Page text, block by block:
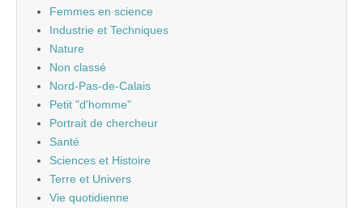
Femmes en science
Industrie et Techniques
Nature
Non classé
Nord-Pas-de-Calais
Petit "d'homme"
Portrait de chercheur
Santé
Sciences et Histoire
Terre et Univers
Vie quotidienne